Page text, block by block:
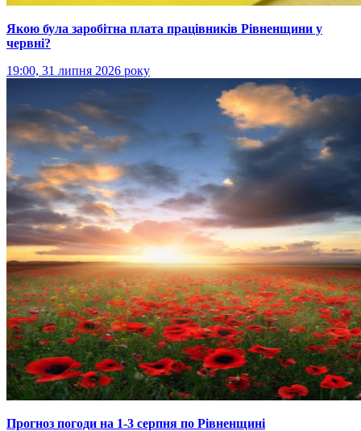
Якою була заробітна плата працівників Рівненщини у
червні?
19:00, 31 липня 2026 року
Прогноз погоди на 1-3 серпня по Рівненщині